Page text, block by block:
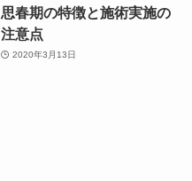
思春期の特徴と施術実施の
注意点
2020年3月13日